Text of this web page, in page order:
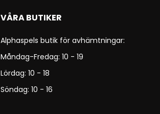
VÅRA BUTIKER
Alphaspels butik för avhämtningar:
Måndag-Fredag: 10 - 19
Lördag: 10 - 18
Söndag: 10 - 16